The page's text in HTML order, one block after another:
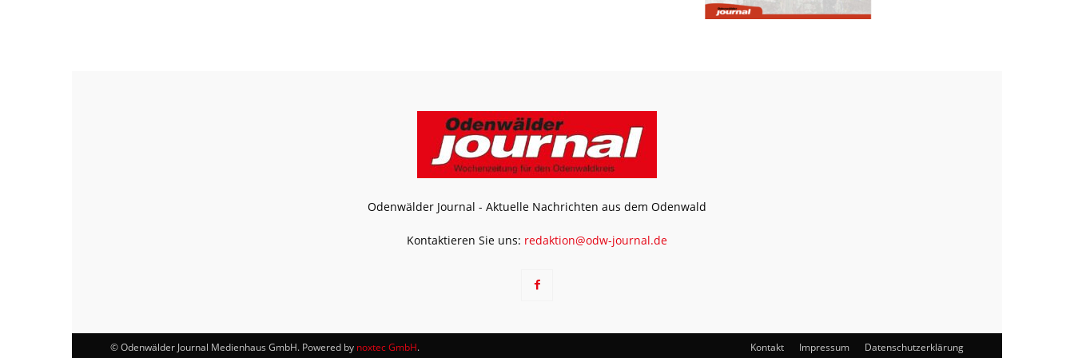
Odenwälder Journal - Aktuelle Nachrichten aus dem Odenwald
Kontaktieren Sie uns: redaktion@odw-journal.de
Kontakt Impressum Datenschutzerklärung
© Odenwälder Journal Medienhaus GmbH. Powered by noxtec GmbH.